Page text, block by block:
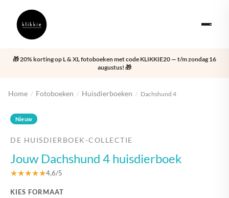
🎁 20% korting op L & XL fotoboeken met code KLIKKIE20 — t/m zondag 16
augustus! 🎁
Home / Fotoboeken / Huisdierboeken / Dachshund 4
Nieuw
DE HUISDIERBOEK-COLLECTIE
Jouw Dachshund 4 huisdierboek
★★★★★4,6/5
KIES FORMAAT